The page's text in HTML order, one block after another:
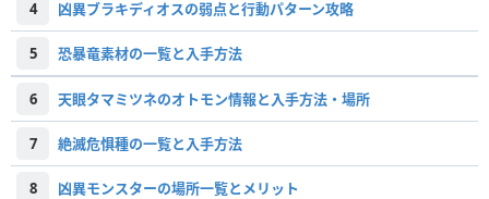
4 凶異ブラキディオスの弱点と行動パターン攻略
5 恐暴竜素材の一覧と入手方法
6 天眼タマミツネのオトモン情報と入手方法・場所
7 絶滅危惧種の一覧と入手方法
8 凶異モンスターの場所一覧とメリット